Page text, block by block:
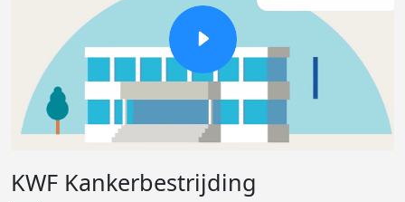
KWF Kankerbestrijding